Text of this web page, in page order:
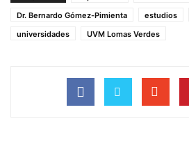
Dr. Bernardo Gómez-Pimienta
estudios
universidades
UVM Lomas Verdes